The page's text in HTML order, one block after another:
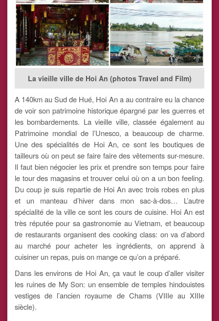
La vieille ville de Hoi An (photos Travel and Film)
A 140km au Sud de Hué, Hoi An a au contraire eu la chance
de voir son patrimoine historique épargné par les guerres et
les bombardements. La vieille ville, classée également au
Patrimoine mondial de l’Unesco, a beaucoup de charme.
Une des spécialités de Hoi An, ce sont les boutiques de
tailleurs où on peut se faire faire des vêtements sur-mesure.
Il faut bien négocier les prix et prendre son temps pour faire
le tour des magasins et trouver celui où on a un bon feeling.
Du coup je suis repartie de Hoi An avec trois robes en plus
et un manteau d’hiver dans mon sac-à-dos… L’autre
spécialité de la ville ce sont les cours de cuisine. Hoi An est
très réputée pour sa gastronomie au Vietnam, et beaucoup
de restaurants organisent des cooking class: on va d’abord
au marché pour acheter les ingrédients, on apprend à
cuisiner un repas, puis on mange ce qu’on a préparé.
Dans les environs de Hoi An, ça vaut le coup d’aller visiter
les ruines de My Son: un ensemble de temples hindouistes
vestiges de l’ancien royaume de Chams (VIIIe au XIIIe
siècle).